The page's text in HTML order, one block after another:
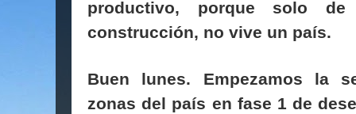
productivo, porque solo
construcción, no vive un país.
Buen lunes. Empezamos la
zonas del país en fase 1 de